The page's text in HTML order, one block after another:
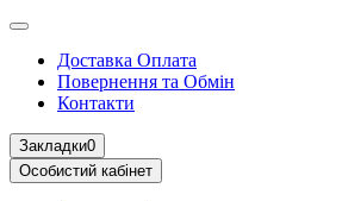
Доставка Оплата
Повернення та Обмін
Контакти
Закладки0
Особистий кабінет